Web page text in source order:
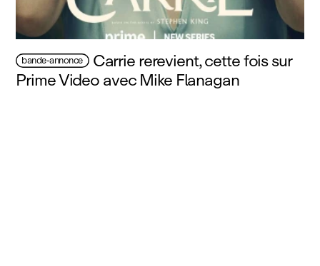
bande-annonce Carrie rerevient, cette fois sur
Prime Video avec Mike Flanagan